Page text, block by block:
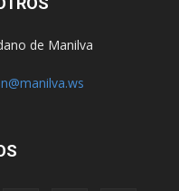
de Manilva